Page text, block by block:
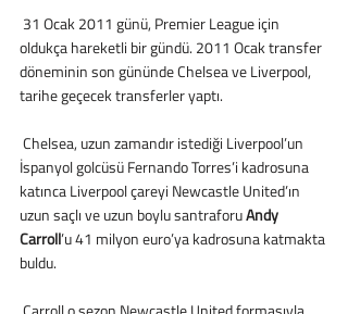
oldukça hareketli bir gündü. 2011 Ocak transfer
döneminin son gününde Chelsea ve Liverpool,
tarihe geçecek transferler yaptı.
İspanyol golcüsü Fernando Torres’i kadrosuna
katınca Liverpool çareyi Newcastle United’ın
uzun saçlı ve uzun boylu santraforu Andy
Carroll’u 41 milyon euro’ya kadrosuna katmakta
buldu.